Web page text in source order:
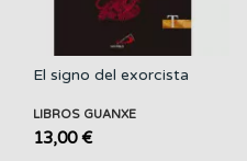
El signo del exorcista
LIBROS GUANXE
13,00 €